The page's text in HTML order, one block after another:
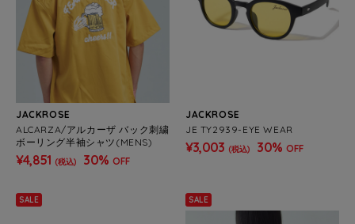
JACKROSE
ALCARZA/アルカーザ バック刺繍
ボーリング半袖シャツ(MENS)
¥4,851 (税込) 30% OFF
JACKROSE
JE TY2939-EYE WEAR
¥3,003 (税込) 30% OFF
SALE SALE